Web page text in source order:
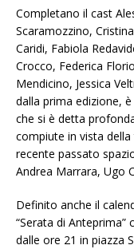
Completano il cast
Scaramozzino,
Caridi, Fabiola
Crocco, Federica
Mendicino, Jessica
dalla prima edizione,
che si è detta
compiute in vista
recente passato
Andrea Marrara, Ugo
Definito anche il
“Serata di
dalle ore 21 in piazza